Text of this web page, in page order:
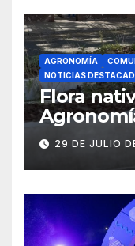
AGRONOMÍA
NOTICIAS
Flora
29 DE JULIO